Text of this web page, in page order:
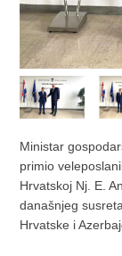
Ministar
primio
Hrvatskoj Nj. E.
današnjeg
Hrvatske i